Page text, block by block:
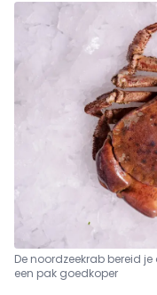
De noordzeekrab bereid
een pak goedkoper